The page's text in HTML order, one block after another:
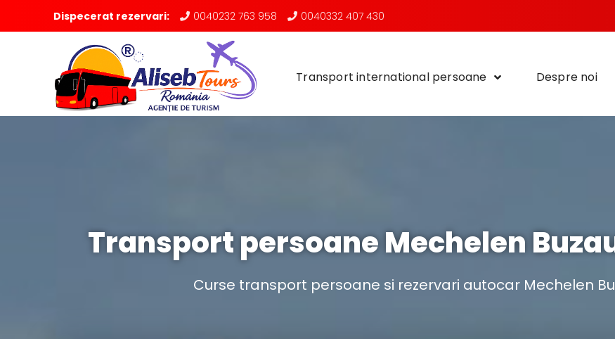
Dispecerat rezervari: 0040232 763 958 0040332 407 430
Transport international persoane Despre noi
Transport persoane Mechelen
Curse transport persoane si rezervari autocar Mechelen